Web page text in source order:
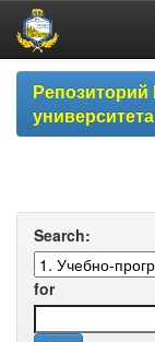
Skip
navigationРепозиторий
Search:
for